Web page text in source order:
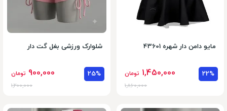
مایو دامن دار شهره 43601
22%
1,450,000 تومان
1,860,000
شلوارک ورزشی بغل گت دار
25%
900,000 تومان
1,200,000